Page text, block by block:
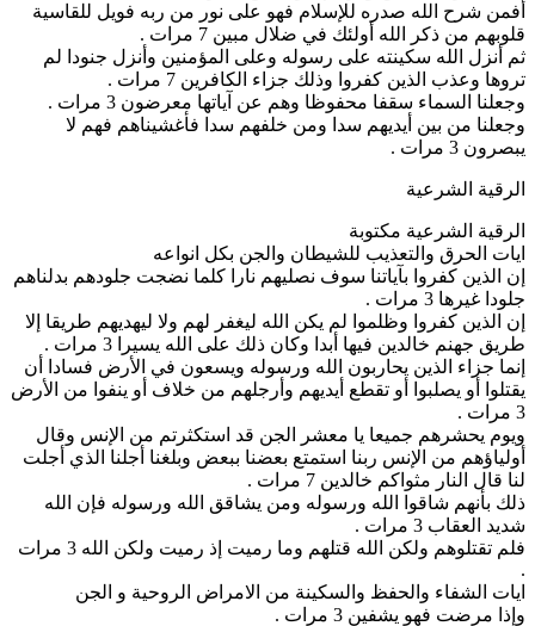
شرح الله صدره للإسلام فهو على نور من ربه فويل للقاسية
من ذكر الله أولئك في ضلال مبين 7 مرات .
أنزل الله سكينته على رسوله وعلى المؤمنين وأنزل جنودا لم
وعذب الذين كفروا وذلك جزاء الكافرين 7 مرات .
السماء سقفا محفوظا وهم عن آياتها معرضون 3 مرات .
من بين أيديهم سدا ومن خلفهم سدا فأغشيناهم فهم لا
3 مرات .
الشرعية
الشرعية مكتوبة
الحرق والتعذيب للشيطان والجن بكل انواعه
الذين كفروا بآياتنا سوف نصليهم نارا كلما نضجت جلودهم بدلناهم
غيرها 3 مرات .
الذين كفروا وظلموا لم يكن الله ليغفر لهم ولا ليهديهم طريقا إلا
جهنم خالدين فيها أبدا وكان ذلك على الله يسيرا 3 مرات .
جزاء الذين يحاربون الله ورسوله ويسعون في الأرض فسادا أن
أو يصلبوا أو تقطع أيديهم وأرجلهم من خلاف أو ينفوا من الأرض
يحشرهم جميعا يا معشر الجن قد استكثرتم من الإنس وقال
من الإنس ربنا استمتع بعضنا ببعض وبلغنا أجلنا الذي أجلت
قال النار مثواكم خالدين 7 مرات .
بأنهم شاقوا الله ورسوله ومن يشاقق الله ورسوله فإن الله
العقاب 3 مرات .
فلم تقتلوهم ولكن الله قتلهم وما رميت إذ رميت ولكن الله 3 مرات
الشفاء والحفظ والسكينة من الامراض الروحية و الجن
مرضت فهو يشفين 3 مرات .